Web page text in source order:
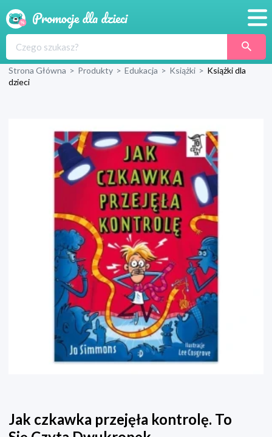
Produkty
Blog
Wyprawka
Strona Główna > Produkty > Edukacja > Książki > Książki dla
dzieci
Jak czkawka przejęła kontrolę. To